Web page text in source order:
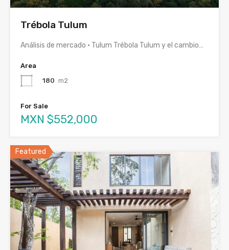
Trébola Tulum
Análisis de mercado · Tulum Trébola Tulum y el cambio…
Area
180 m2
For Sale
MXN $552,000
Featured